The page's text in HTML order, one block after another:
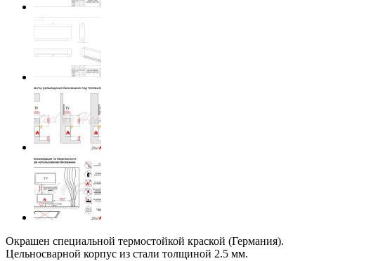
Окрашен специальной термостойкой краской (Германия).
Цельносварной корпус из стали толщиной 2.5 мм.